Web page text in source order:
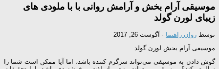
موسیقی آرام بخش و آرامش روانی با با ملودی های
زیبای لورن گولد
توسط روان راهنما · آگوست 26, 2017
موسیقی آرام بخش لورن گولد
گوش دادن به موسیقی می‌تواند سرگرم کننده باشد، اما آیا ممکن است شما را